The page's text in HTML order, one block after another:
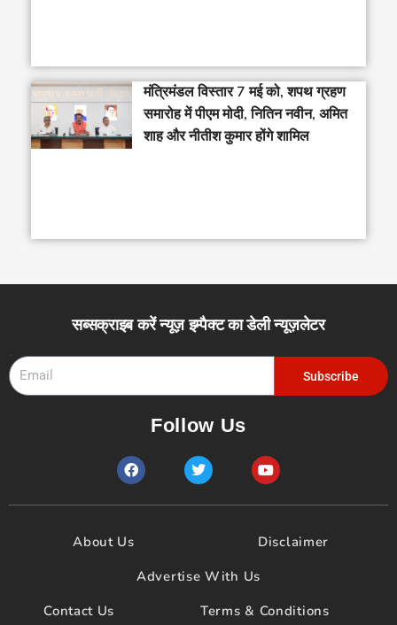
मंत्रिमंडल विस्तार 7 मई को, शपथ ग्रहण
समारोह में पीएम मोदी, नितिन नवीन, अमित
शाह और नीतीश कुमार होंगे शामिल
सब्सक्राइब करें न्यूज़ इम्पैक्ट का डेली न्यूज़लेटर
Subscribe
Follow Us
F
a
e
o
T
w
t
Y
o
t
b
e
About Us
Disclaimer
Advertise With Us
Contact Us
Terms & Conditions